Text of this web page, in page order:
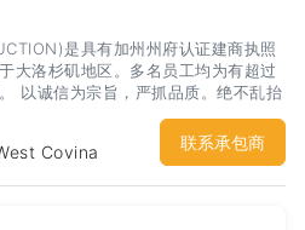
时尚设计 以创意设计为
就可以帮助客户完成材料选用及预算
及庭院工程 致力于满足我们客户的装
将最好的作品呈现给客户 庭院养护和
定期割草地哦！提供最专业和最全面
是具有加州州府认证建商执照
大洛杉矶地区。多名员工均为有超过
以诚信为宗旨，严抓品质。绝不乱抬
每一个工程是我们秉持的原则。 我们
计施工,大小工程新建/ADU 全面施工
程。并提供总体的全面性一年保固免
Covina
联系承包商